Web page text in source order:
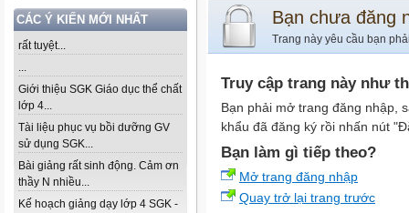
CÁC Ý KIẾN MỚI NHẤT
rất tuyệt...
...
Giới thiệu SGK Giáo dục thể chất
lớp 4...
Tài liệu phục vụ bồi dưỡng GV
sử dụng SGK...
Bài giảng rất sinh động. Cảm ơn
thầy N nhiều...
Kế hoạch giảng dạy lớp 4 SGK -
Bạn chưa đăng
Trang này yêu cầu bạn
Truy cập trang này như
Bạn phải mở trang đăng nhập,
khẩu đã đăng ký rồi nhấn nút
Bạn làm gì tiếp theo?
Mở trang đăng nhập
Quay trở lại trang trước